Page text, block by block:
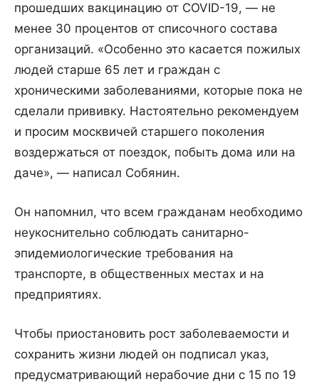
прошедших вакцинацию от COVID-19, — не
менее 30 процентов от списочного состава
организаций. «Особенно это касается пожилых
людей старше 65 лет и граждан с
хроническими заболеваниями, которые пока не
сделали прививку. Настоятельно рекомендуем
и просим москвичей старшего поколения
воздержаться от поездок, побыть дома или на
даче», — написал Собянин.
Он напомнил, что всем гражданам необходимо
неукоснительно соблюдать санитарно-
эпидемиологические требования на
транспорте, в общественных местах и на
предприятиях.
Чтобы приостановить рост заболеваемости и
сохранить жизни людей он подписал указ,
предусматривающий нерабочие дни с 15 по 19